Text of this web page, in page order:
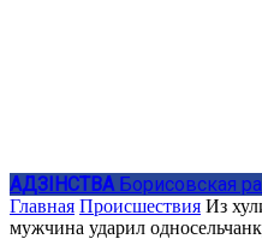
АДЗIНСТВА Борисовская
Главная Происшествия Из
мужчина ударил